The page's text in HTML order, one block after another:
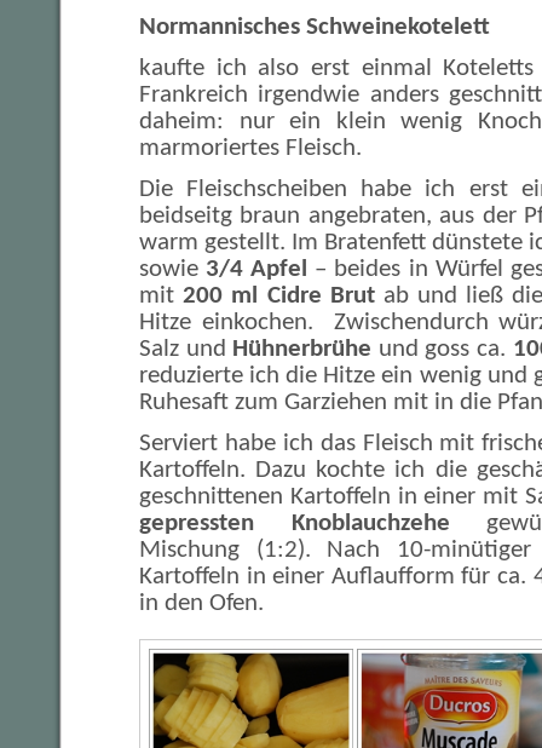
Normannisches Schweinekotelett
kaufte ich also erst einmal
Frankreich irgendwie anders
daheim: nur ein klein wenig
marmoriertes Fleisch.
Die Fleischscheiben habe ich erst
beidseitg braun angebraten, aus der
warm gestellt. Im Bratenfett dünstete
sowie 3/4 Apfel
– beides in Würfel
mit200 ml Cidre Brutab und ließ
Hitze einkochen. Zwischendurch
Salz und Hühnerbrühe und goss ca.
reduzierte ich die Hitze ein wenig und
Ruhesaft zum Garziehen mit in die
Serviert habe ich das Fleisch mit
Kartoffeln. Dazu kochte ich die
geschnittenen Kartoffeln in einer mit
gepressten Knoblauchzehe
Mischung (1:2). Nach 10-
Kartoffeln in einer Auflaufform für ca.
in den Ofen.